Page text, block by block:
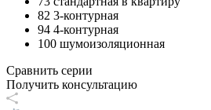
82 3-контурная
94 4-контурная
100 шумоизоляционная
Сравнить серии
Получить консультацию